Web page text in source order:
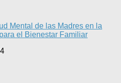
Mental de las Madres en la
el Bienestar Familiar